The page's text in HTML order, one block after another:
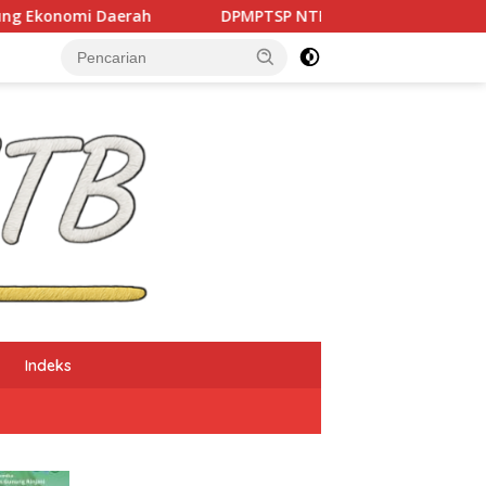
DPMPTSP NTB Optimistis Investasi Tembus
Indeks